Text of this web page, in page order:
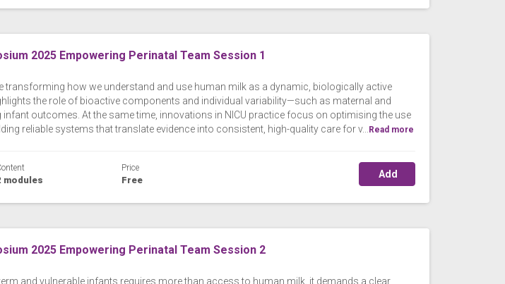
2025 Empowering Perinatal Team Session 1
transforming how we understand and use human milk as a dynamic, biologically active
the role of bioactive components and individual variability—such as maternal and
outcomes. At the same time, innovations in NICU practice focus on optimising the use
reliable systems that translate evidence into consistent, high-quality care for v...
Read more
modules
Price
Free
Add
2025 Empowering Perinatal Team Session 2
and vulnerable infants requires more than access to human milk, it demands a clear